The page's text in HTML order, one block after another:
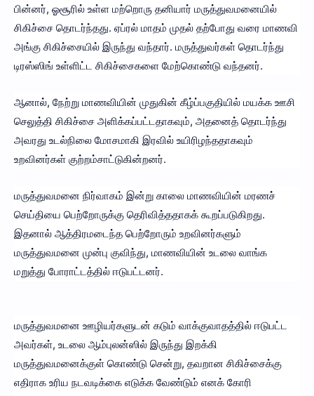
பின்னர், ஓசூரில் உள்ள மற்றொரு தனியார் மருத்துவமனையில்
சிகிச்சை தொடர்ந்தது. ஏப்ரல் மாதம் முதல் தற்போது வரை மாணவி
அங்கு சிகிச்சையில் இருந்து வந்தார். மருத்துவர்கள் தொடர்ந்து
டிரஸ்ஸிங் உள்ளிட்ட சிகிச்சைகளை மேற்கொண்டு வந்தனர்.
ஆனால், நேற்று மாணவியின் முதுகின் கீழ்ப்பகுதியில் மயக்க ஊசி
செலுத்தி சிகிச்சை அளிக்கப்பட்டதாகவும், அதனைத் தொடர்ந்து
அவரது உடல்நிலை மோசமாகி இரவில் உயிரிழந்ததாகவும்
உறவினர்கள் குற்றம்சாட்டுகின்றனர்.
மருத்துவமனை நிர்வாகம் இன்று காலை மாணவியின் மரணச்
செய்தியை பெற்றோருக்கு தெரிவித்ததாகக் கூறப்படுகிறது.
இதனால் ஆத்திரமடைந்த பெற்றோரும் உறவினர்களும்
மருத்துவமனை முன்பு குவிந்து, மாணவியின் உடலை வாங்க
மறுத்து போராட்டத்தில் ஈடுபட்டனர்.
மருத்துவமனை ஊழியர்களுடன் கடும் வாக்குவாதத்தில் ஈடுபட்ட
அவர்கள், உடலை ஆம்புலன்ஸில் இருந்து இறக்கி
மருத்துவமனைக்குள் கொண்டு சென்று, தவறான சிகிச்சைக்கு
எதிராக உரிய நடவடிக்கை எடுக்க வேண்டும் எனக் கோரி